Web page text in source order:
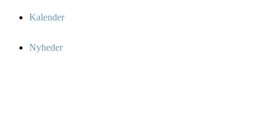
Kalender
Nyheder